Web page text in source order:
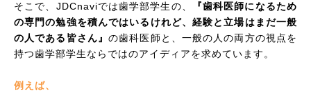
そこで、JDCnaviでは歯学部学生の、
『歯科医師になるため
の専門の勉強を積んではいるけれど、経験と立場はまだ一般
の人である皆さん』の歯科医師と、一般の人の両方の視点を
持つ歯学部学生ならではのアイディアを求めています。
例えば、